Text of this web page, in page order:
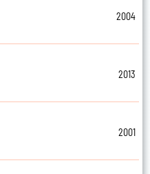
2004
2013
2001